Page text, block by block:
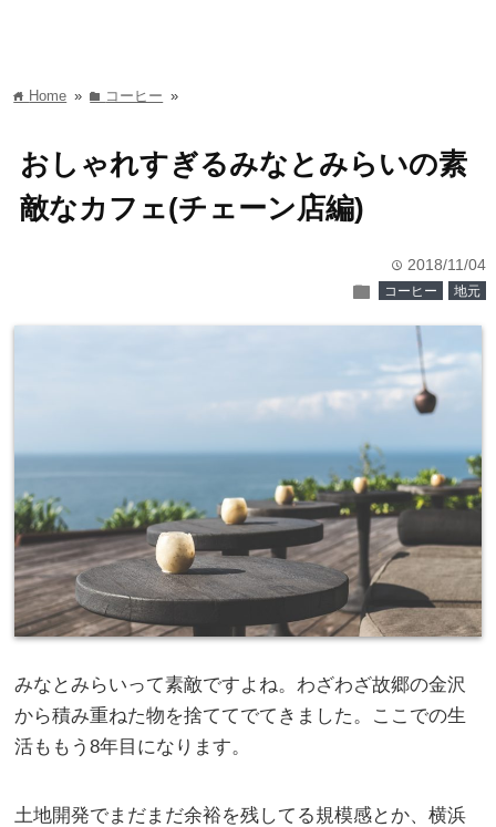
home Home » folder コーヒー »
おしゃれすぎるみなとみらいの素
敵なカフェ(チェーン店編)
time 2018/11/04
folder コーヒー 地元
みなとみらいって素敵ですよね。わざわざ故郷の金沢
から積み重ねた物を捨ててでてきました。ここでの生
活ももう8年目になります。
土地開発でまだまだ余裕を残してる規模感とか、横浜